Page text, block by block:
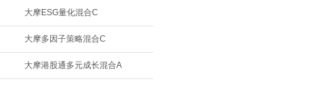
大摩ESG量化混合C
大摩多因子策略混合C
大摩港股通多元成长混合A